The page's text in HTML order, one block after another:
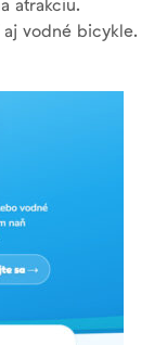
vodné bicykle.